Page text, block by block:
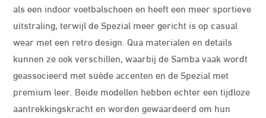
als een indoor voetbalschoen en heeft een meer sportieve
uitstraling, terwijl de Spezial meer gericht is op casual
wear met een retro design. Qua materialen en details
kunnen ze ook verschillen, waarbij de Samba vaak wordt
geassocieerd met suède accenten en de Spezial met
premium leer. Beide modellen hebben echter een tijdloze
aantrekkingskracht en worden gewaardeerd om hun